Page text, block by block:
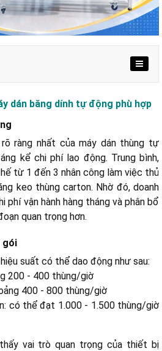
gói
quá trình đóng gói
doanh, shop online)
sản xuất, logistics nhỏ, thương mại
dán băng dính tự động phù hợp
ràng nhất của máy dán thùng tự
kể chi phí lao động. Trung bình,
từ 1 đến 3 nhân công làm việc thủ
keo thùng carton. Nhờ đó, doanh
vận hành hàng tháng và phân bổ
quan trọng hơn.
gói
suất có thể dao động như sau:
200 - 400 thùng/giờ
400 - 800 thùng/giờ
có thể đạt 1.000 - 1.500 thùng/giờ
vai trò quan trọng của thiết bị